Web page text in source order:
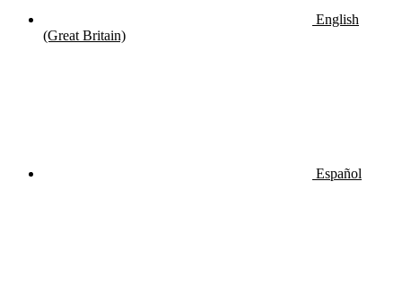
English
(Great Britain)
Español